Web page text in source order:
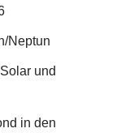
Neptun
und
in den